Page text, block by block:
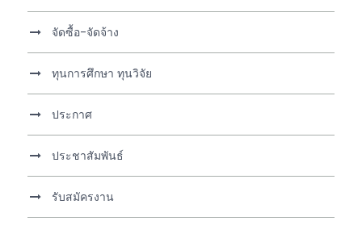
จัดซื้อ-จัดจ้าง
ทุนการศึกษา ทุนวิจัย
ประกาศ
ประชาสัมพันธ์
รับสมัครงาน